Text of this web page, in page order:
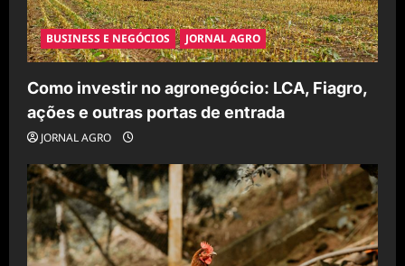
BUSINESS E NEGÓCIOS JORNAL AGRO
Como investir no agronegócio: LCA, Fiagro,
ações e outras portas de entrada
JORNAL AGRO